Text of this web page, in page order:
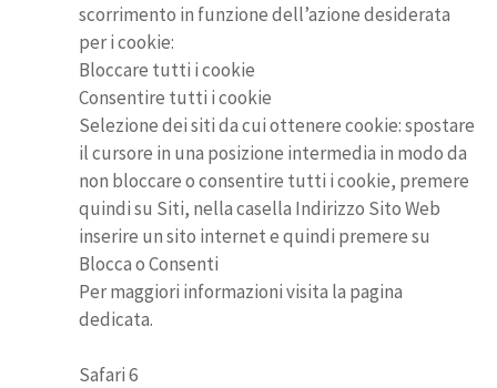
scorrimento in funzione dell’azione desiderata
per i cookie:
Bloccare tutti i cookie
Consentire tutti i cookie
Selezione dei siti da cui ottenere cookie: spostare
il cursore in una posizione intermedia in modo da
non bloccare o consentire tutti i cookie, premere
quindi su Siti, nella casella Indirizzo Sito Web
inserire un sito internet e quindi premere su
Blocca o Consenti
Per maggiori informazioni visita la pagina
dedicata.
Safari 6